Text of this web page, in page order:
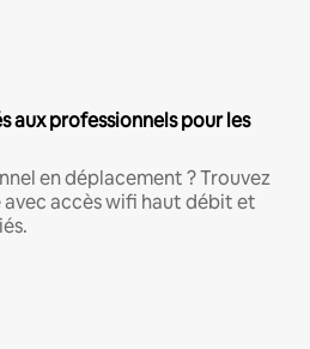
aux professionnels pour les
en déplacement ? Trouvez
avec accès wifi haut débit et